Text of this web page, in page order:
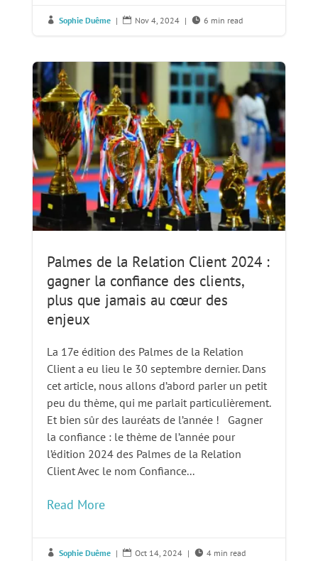
 Sophie Duême |  Nov 4, 2024 |  6 min read
Palmes de la Relation Client 2024 :
gagner la confiance des clients,
plus que jamais au cœur des
enjeux
La 17e édition des Palmes de la Relation
Client a eu lieu le 30 septembre dernier. Dans
cet article, nous allons d’abord parler un petit
peu du thème, qui me parlait particulièrement.
Et bien sûr des lauréats de l’année ! Gagner
la confiance : le thème de l’année pour
l’édition 2024 des Palmes de la Relation
Client Avec le nom Confiance...
Read More
 Sophie Duême |  Oct 14, 2024 |  4 min read